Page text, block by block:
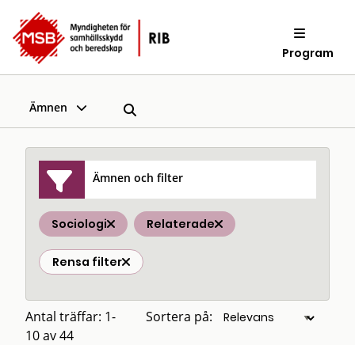
Program
Ämnen
Ämnen och filter
Sociologi Relaterade
Rensa filter
Antal träffar: 1-
10 av 44
Sortera på: